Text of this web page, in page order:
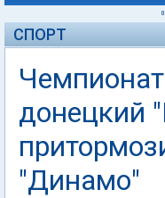
СПОРТ
донецкий
"Динамо"